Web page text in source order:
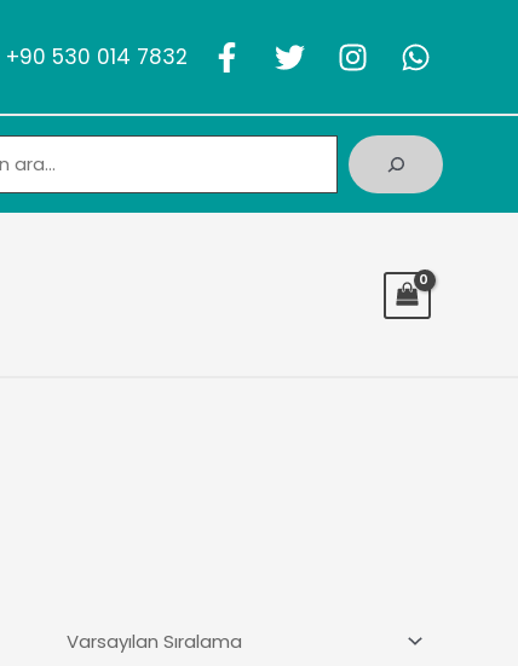
+90 530 014 7832